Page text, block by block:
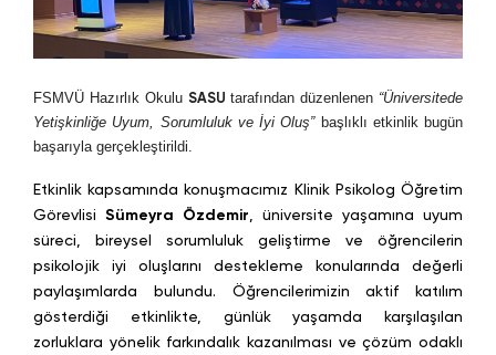
FSMVÜ Hazırlık Okulu SASU tarafından düzenlenen “Üniversitede
Yetişkinliğe Uyum, Sorumluluk ve İyi Oluş”başlıklı etkinlik bugün
başarıyla gerçekleştirildi.
Etkinlik kapsamında konuşmacımız Klinik Psikolog Öğretim
Görevlisi Sümeyra Özdemir, üniversite yaşamına uyum
süreci, bireysel sorumluluk geliştirme ve öğrencilerin
psikolojik iyi oluşlarını destekleme konularında değerli
paylaşımlarda bulundu. Öğrencilerimizin aktif katılım
gösterdiği etkinlikte, günlük yaşamda karşılaşılan
zorluklara yönelik farkındalık kazanılması ve çözüm odaklı